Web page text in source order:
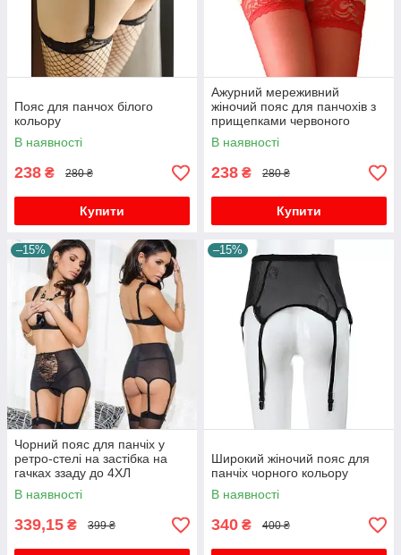
Пояс для панчох білого
кольору
В наявності
238 ₴ 280 ₴
Купити
Ажурний мереживний
жіночий пояс для панчохів з
прищепками червоного
кольору
В наявності
238 ₴ 280 ₴
Купити
–15%
Чорний пояс для панчіх у
ретро-стелі на застібка на
гачках ззаду до 4ХЛ
В наявності
339,15 ₴ 399 ₴
–15%
Широкий жіночий пояс для
панчіх чорного кольору
В наявності
340 ₴ 400 ₴